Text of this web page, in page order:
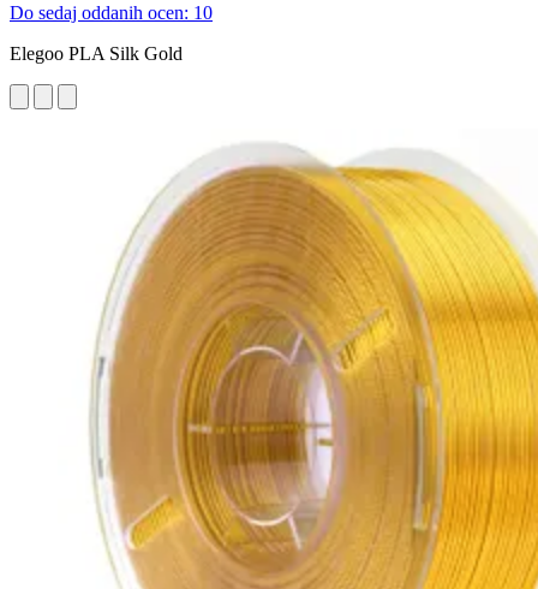
Do sedaj oddanih ocen: 10
Elegoo PLA Silk Gold